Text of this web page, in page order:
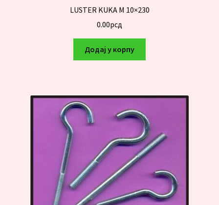
LUSTER KUKA M 10×230
0.00рсд
Додај у корпу